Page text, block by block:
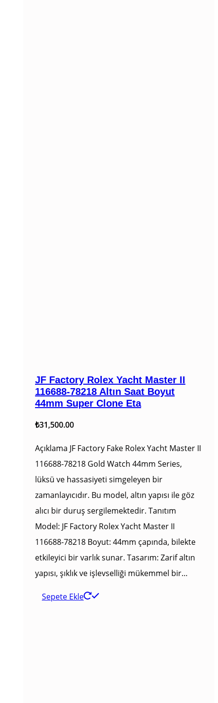
JF Factory Rolex Yacht Master II
116688-78218 Altın Saat Boyut
44mm Super Clone Eta
₺31,500.00
Açıklama JF Factory Fake Rolex Yacht Master II
116688-78218 Gold Watch 44mm Series,
lüksü ve hassasiyeti simgeleyen bir
zamanlayıcıdır. Bu model, altın yapısı ile göz
alıcı bir duruş sergilemektedir. Tanıtım
Model: JF Factory Rolex Yacht Master II
116688-78218 Boyut: 44mm çapında, bilekte
etkileyici bir varlık sunar. Tasarım: Zarif altın
yapısı, şıklık ve işlevselliği mükemmel bir…
Sepete Ekle